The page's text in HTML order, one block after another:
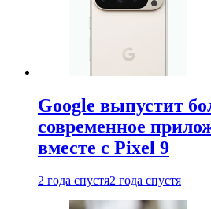
Google выпустит
современное
вместе с Pixel 9
2 года спустя2 года спустя